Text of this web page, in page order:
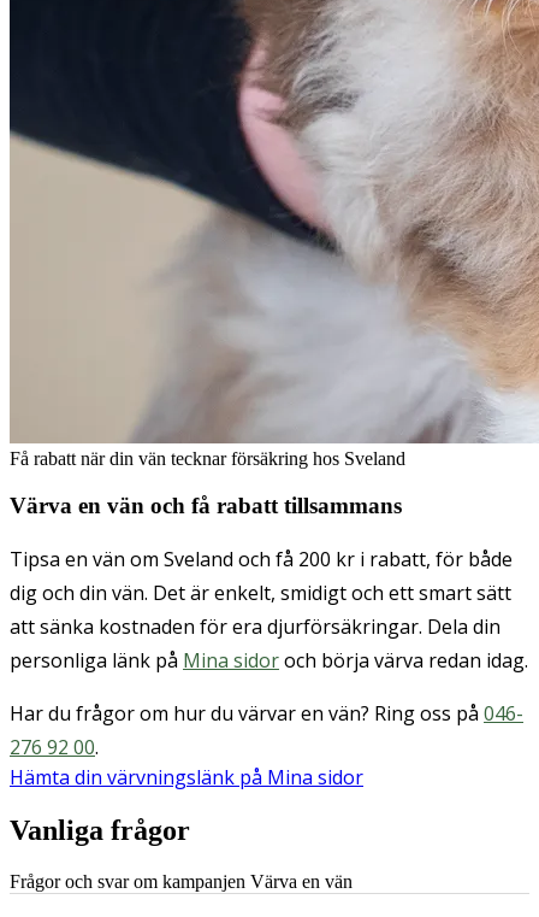
Få rabatt när din vän tecknar försäkring hos Sveland
Värva en vän och få rabatt tillsammans
Tipsa en vän om Sveland och få 200 kr i rabatt, för både
dig och din vän. Det är enkelt, smidigt och ett smart sätt
att sänka kostnaden för era djurförsäkringar. Dela din
personliga länk på Mina sidoroch börja värva redan idag.
Har du frågor om hur du värvar en vän? Ring oss på 046-
276 92 00.
Hämta din värvningslänk på Mina sidor
Vanliga frågor
Frågor och svar om kampanjen Värva en vän